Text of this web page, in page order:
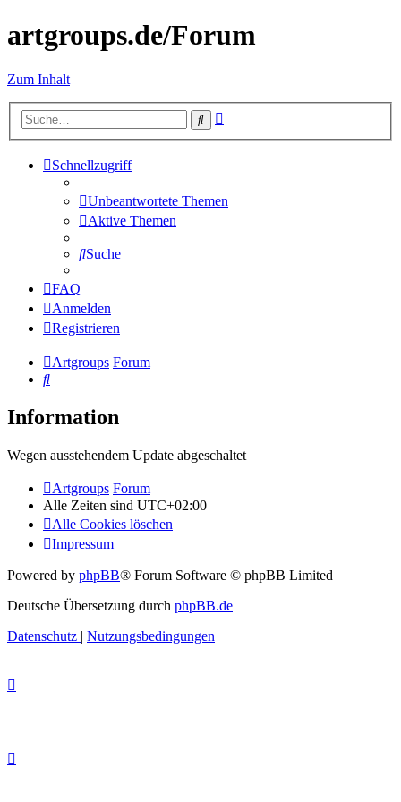
artgroups.de/Forum
Zum Inhalt
Suche
Schnellzugriff
Unbeantwortete Themen
Aktive Themen
Suche
FAQ
Anmelden
Registrieren
Artgroups Forum
Suche
Information
Wegen ausstehendem Update abgeschaltet
Artgroups Forum
Alle Zeiten sind UTC+02:00
Alle Cookies löschen
Impressum
Powered by phpBB® Forum Software © phpBB Limited
Deutsche Übersetzung durch phpBB.de
Datenschutz | Nutzungsbedingungen